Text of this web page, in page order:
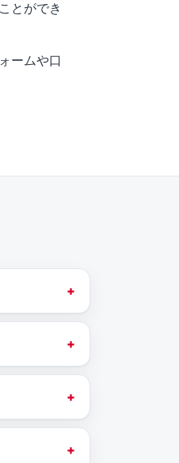
とができ
ームや口